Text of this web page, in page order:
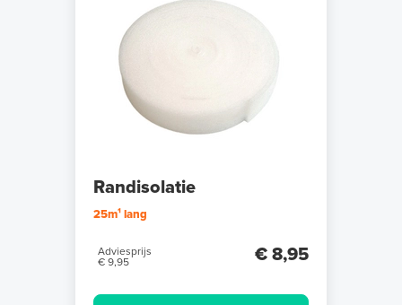
Randisolatie
25m¹ lang
Adviesprijs
€ 9,95
€ 8,95